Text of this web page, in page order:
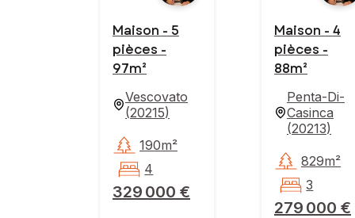
Maison - 5
pièces -
97m²
Vescovato
(20215)
329 000 €
190m²
4
Maison - 4
pièces -
88m²
Penta-Di-
Casinca
(20213)
279 000 €
829m²
3